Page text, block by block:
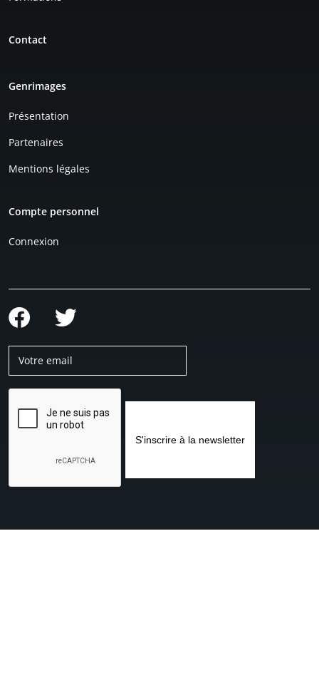
Contact
Genrimages
Présentation
Partenaires
Mentions légales
Compte personnel
Connexion